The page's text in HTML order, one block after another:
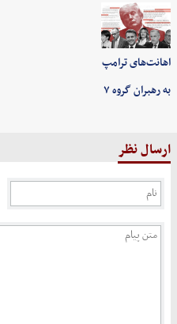
اهانت‌های ترامپ
به رهبران گروه ۷
ارسال نظر